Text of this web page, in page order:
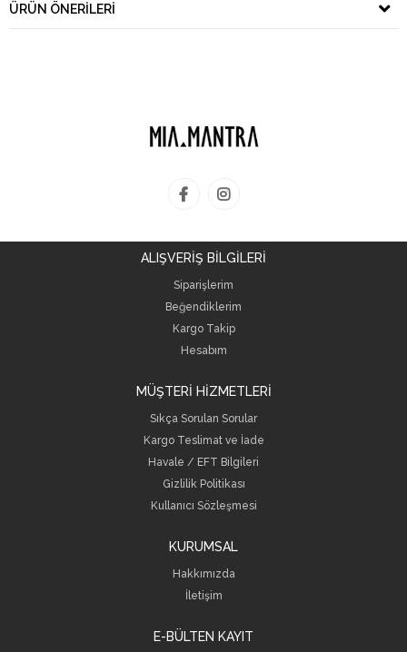
ÜRÜN ÖNERILERI
ALIŞVERİŞ BİLGİLERİ
Siparişlerim
Beğendiklerim
Kargo Takip
Hesabım
MÜŞTERİ HİZMETLERİ
Sıkça Sorulan Sorular
Kargo Teslimat ve İade
Havale / EFT Bilgileri
Gizlilik Politikası
Kullanıcı Sözleşmesi
KURUMSAL
Hakkımızda
İletişim
E-BÜLTEN KAYIT